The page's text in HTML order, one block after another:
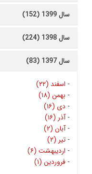
سال 1399 (152)
سال 1398 (224)
سال 1397 (83)
- اسفند (۲۲)
- بهمن (۱۸)
- دی (۱۶)
-آذر (۱۶)
-آبان (۲)
- تیر (۲)
- اردیبهشت (۶)
- فروردین (۱)